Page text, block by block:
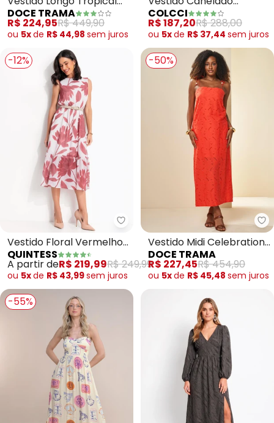
de Alça em Tule
(Estampado)
DOCE TRAMA
R$ 224,95R$ 449,90
ou 5xde R$ 44,98 sem juros
(Laranja)
COLCCI
R$ 187,20R$ 288,00
ou 5xde R$ 37,44 sem juros
-12%
Quintess - Vestido Floral
Vestido Floral Vermelho
em Tecido Chiffon
QUINTESS
A partir deR$ 219,99R$ 249,99
ou 5xde R$ 43,99sem juros
-50%
Vestido Midi Celebration
(Vermelho)
DOCE TRAMA
R$ 227,45R$ 454,90
ou 5xde R$ 45,48 sem juros
-55%